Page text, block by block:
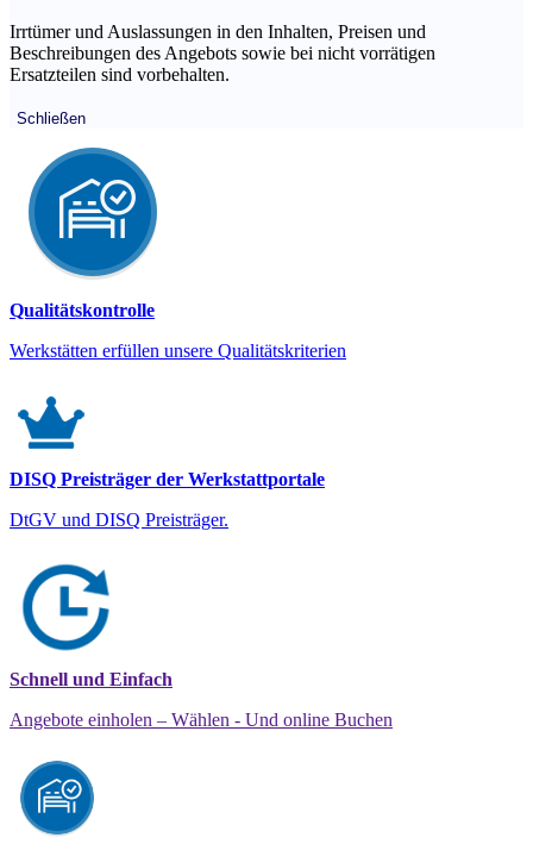
Irrtümer und Auslassungen in den Inhalten, Preisen und
Beschreibungen des Angebots sowie bei nicht vorrätigen
Ersatzteilen sind vorbehalten.
Schließen
Qualitätskontrolle
Werkstätten erfüllen unsere Qualitätskriterien
DISQ Preisträger der Werkstattportale
DtGV und DISQ Preisträger.
Schnell und Einfach
Angebote einholen – Wählen - Und online Buchen